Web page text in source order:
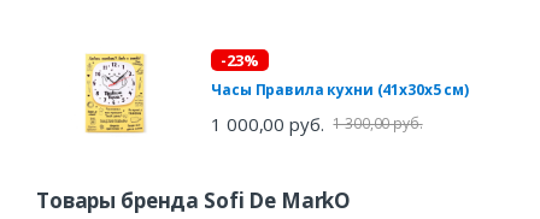
-23%
Часы Правила кухни (41х30х5 см)
1 000,00 руб. 1 300,00 руб.
Товары бренда Sofi De MarkO